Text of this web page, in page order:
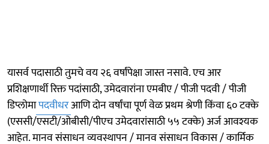
यासर्व पदासाठी तुमचे वय २६ वर्षांपेक्षा जास्त नसावे. एच आर
प्रशिक्षणार्थी रिक्त पदांसाठी, उमेदवारांना एमबीए / पीजी पदवी / पीजी
डिप्लोमापदवीधरआणि दोन वर्षांचा पूर्ण वेळ प्रथम श्रेणी किंवा ६० टक्के
(एससी/एसटी/ओबीसी/पीएच उमेदवारांसाठी ५५ टक्के) अर्ज आवश्यक
आहेत. मानव संसाधन व्यवस्थापन / मानव संसाधन विकास / कार्मिक